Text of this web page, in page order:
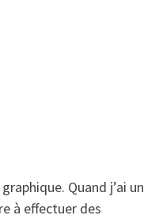
Quand j’ai un
à effectuer des